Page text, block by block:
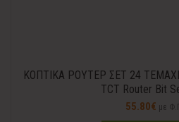
ΚΟΠΤΙΚΑ ΡΟΥΤΕΡ ΣΕΤ 24
TCT Router Bit
55.80€ με